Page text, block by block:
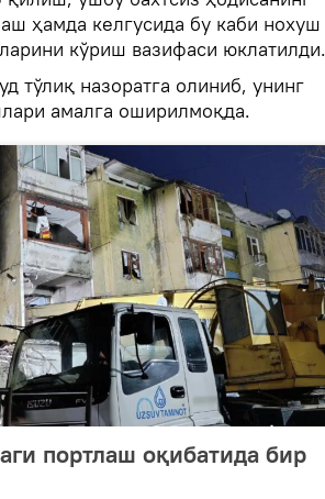
ҳамда келгусида бу каби нохуш
кўриш вазифаси юклатилди.
тўлиқ назоратга олиниб, унинг
амалга оширилмоқда.
портлаш оқибатида бир